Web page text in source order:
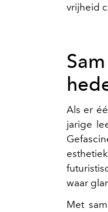
vrijheid
Als er
jarige
waar
Met